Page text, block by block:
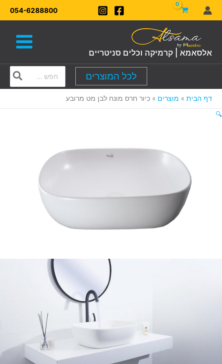
דילוג
לתוכן
054-6288800
אלסאמא | קרמיקה וכלים סניטריים
לכל המוצרים
for:
דף הבית מוצרים
כיור חרס מונח לבן מט מרובע
🔍